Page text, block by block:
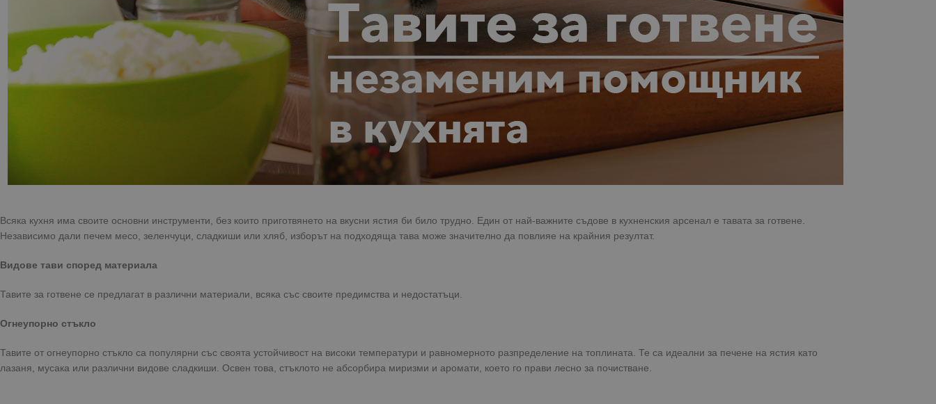
Всяка кухня има своите основни инструменти, без които приготвянето на вкусни ястия би било трудно. Един от най-важните съдове в кухненския арсенал е тавата за готвене.
Независимо дали печем месо, зеленчуци, сладкиши или хляб, изборът на подходяща тава може значително да повлияе на крайния резултат.
Видове тави според материала
Тавите за готвене се предлагат в различни материали, всяка със своите предимства и недостатъци.
Огнеупорно стъкло
Тавите от огнеупорно стъкло са популярни със своята устойчивост на високи температури и равномерното разпределение на топлината. Те са идеални за печене на ястия като
лазаня, мусака или различни видове сладкиши. Освен това, стъклото не абсорбира миризми и аромати, което го прави лесно за почистване.